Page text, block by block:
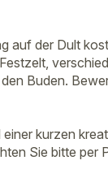
auf der Dult
Buden.
kurzen
Sie bitte per